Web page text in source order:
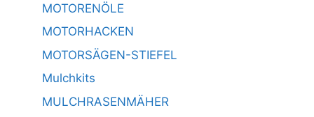
MOTORENÖLE
MOTORHACKEN
MOTORSÄGEN-STIEFEL
Mulchkits
MULCHRASENMÄHER